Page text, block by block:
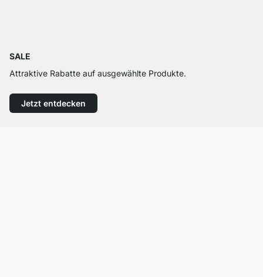
SALE
Attraktive Rabatte auf ausgewählte Produkte.
Jetzt entdecken